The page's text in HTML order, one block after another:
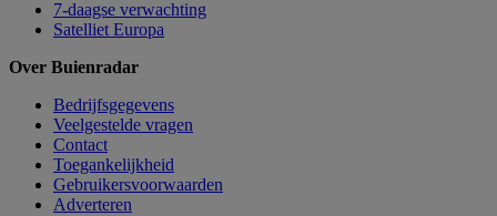
7-daagse verwachting
Satelliet Europa
Over Buienradar
Bedrijfsgegevens
Veelgestelde vragen
Contact
Toegankelijkheid
Gebruikersvoorwaarden
Adverteren